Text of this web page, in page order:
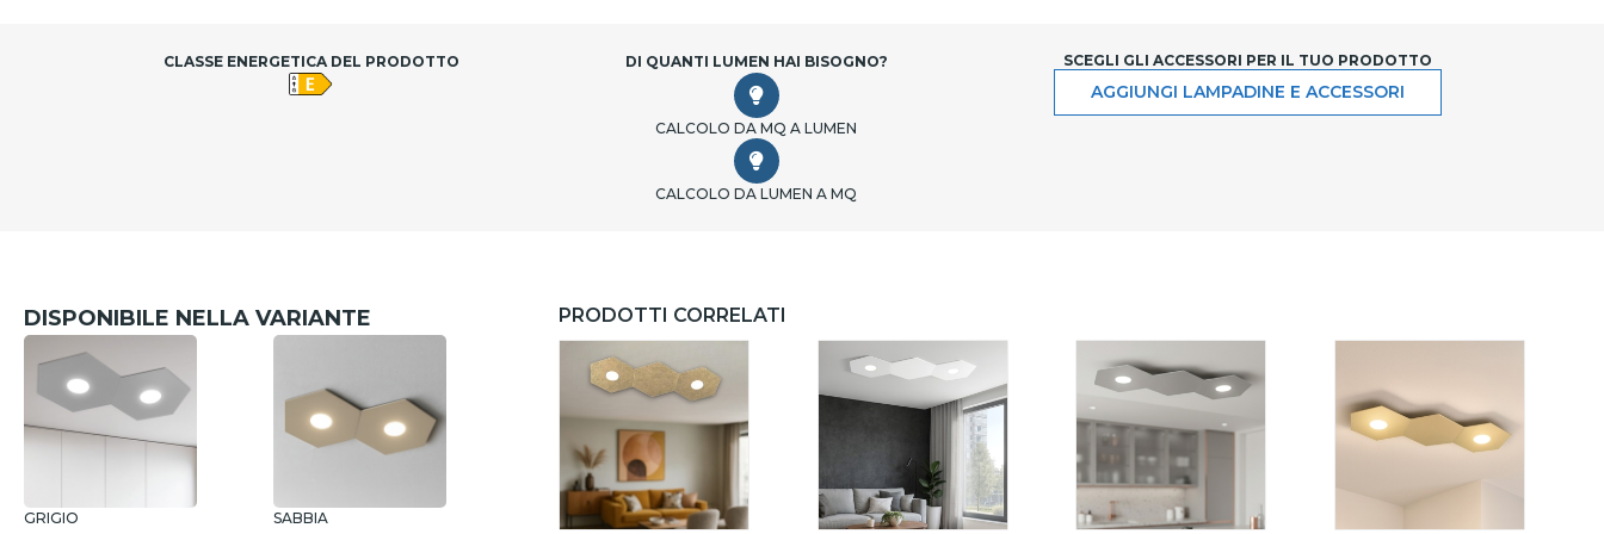
CLASSE ENERGETICA DEL PRODOTTO DI QUANTI LUMEN HAI BISOGNO?
CALCOLO DA MQ A LUMEN
CALCOLO DA LUMEN A MQ
SCEGLI GLI ACCESSORI PER IL TUO PRODOTTO
AGGIUNGI LAMPADINE E ACCESSORI
DISPONIBILE NELLA VARIANTE
GRIGIO SABBIA BIANCO MARRONE
PRODOTTI CORRELATI